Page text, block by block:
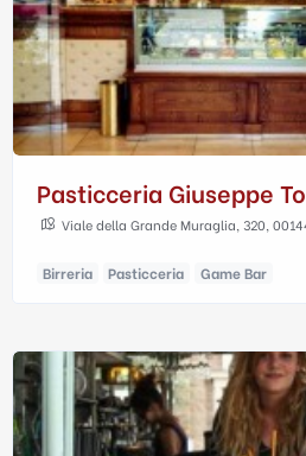
Pasticceria Giuseppe
Viale della Grande Muraglia, 320,
Birreria Pasticceria Game Bar